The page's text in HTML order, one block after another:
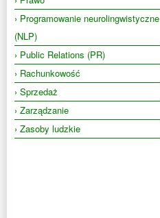
› Programowanie neurolingwistyczne
(NLP)
› Public Relations (PR)
› Rachunkowość
› Sprzedaż
› Zarządzanie
› Zasoby ludzkie